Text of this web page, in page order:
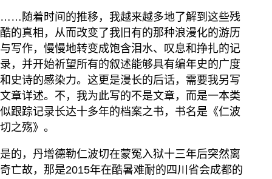
……随着时间的推移，我越来越多地了解到这些残
酷的真相，从而改变了我旧有的那种浪漫化的游历
与写作，慢慢地转变成饱含泪水、叹息和挣扎的记
录，并开始祈望所有的叙述能够具有编年史的广度
和史诗的感染力。这更是漫长的后话，需要我另写
文章详述。不，我为此写的不是文章，而是一本类
似跟踪记录长达十多年的档案之书，书名是《仁波
切之殇》。
是的，丹增德勒仁波切在蒙冤入狱十三年后突然离
奇亡故，那是2015年在酷暑难耐的四川省会成都的